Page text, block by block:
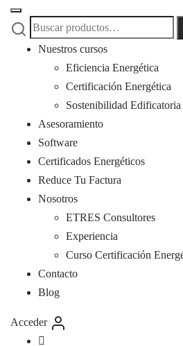
Buscar
Nuestros cursos
Eficiencia Energética
Certificación Energética
Sostenibilidad Edificatoria
Asesoramiento
Software
Certificados Energéticos
Reduce Tu Factura
Nosotros
ETRES Consultores
Experiencia
Curso Certificación
Contacto
Blog
Acceder